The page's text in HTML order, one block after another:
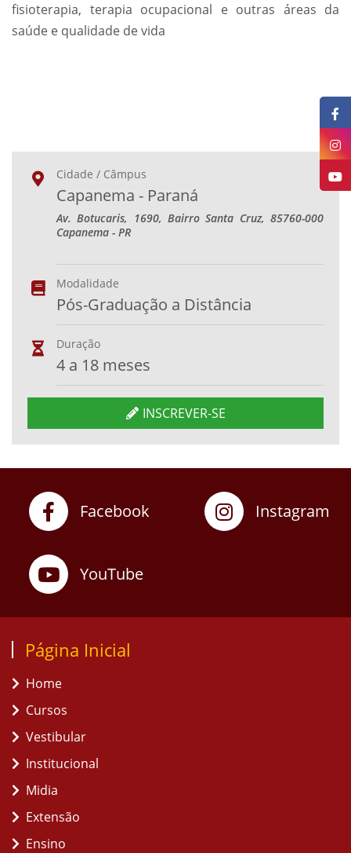
fisioterapia, terapia ocupacional e outras áreas da
saúde e qualidade de vida
Cidade / Câmpus
Capanema - Paraná
Av. Botucaris, 1690, Bairro Santa Cruz, 85760-000
Capanema - PR
Modalidade
Pós-Graduação a Distância
Duração
4 a 18 meses
INSCREVER-SE
Facebook Instagram
YouTube
Página Inicial
Home
Cursos
Vestibular
Institucional
Midia
Extensão
Ensino